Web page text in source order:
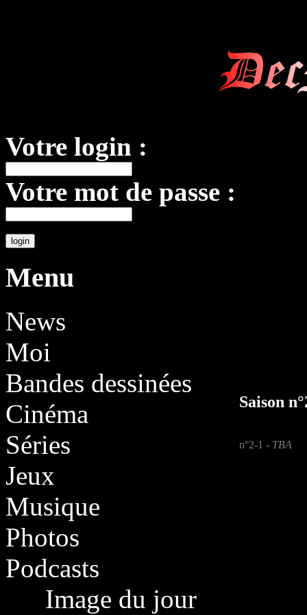
Votre login :
Votre mot de passe :
Menu
News
Moi
Bandes dessinées
Cinéma
Séries
Jeux
Musique
Photos
Podcasts
Image du jour
Saison
n°2-1 - TBA